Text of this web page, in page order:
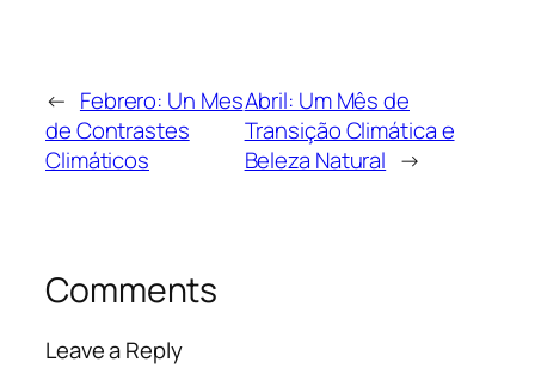
← Febrero: Un Mes
de Contrastes
Climáticos
Abril: Um Mês de
Transição Climática e
Beleza Natural →
Comments
Leave a Reply